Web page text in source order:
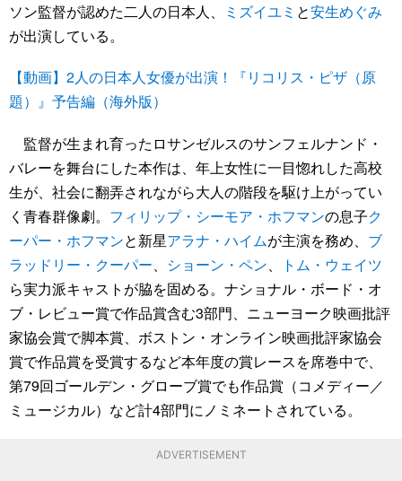
ソン監督が認めた二人の日本人、
ミズイユミ と安生めぐみ
が出演している。
【動画】2人の日本人女優が出演！『リコリス・ピザ（原
題）』予告編（海外版）
監督が生まれ育ったロサンゼルスのサンフェルナンド・
バレーを舞台にした本作は、年上女性に一目惚れした高校
生が、社会に翻弄されながら大人の階段を駆け上がってい
く青春群像劇。 フィリップ・シーモア・ホフマンの息子ク
ーパー・ホフマンと新星アラナ・ハイムが主演を務め、 ブ
ラッドリー・クーパー
ショーン・ペン
トム・ウェイツ
ら実力派キャストが脇を固める。ナショナル・ボード・オ
ブ・レビュー賞で作品賞含む3部門、ニューヨーク映画批評
家協会賞で脚本賞、ボストン・オンライン映画批評家協会
賞で作品賞を受賞するなど本年度の賞レースを席巻中で、
第79回ゴールデン・グローブ賞でも作品賞（コメディー／
ミュージカル）など計4部門にノミネートされている。
ADVERTISEMENT